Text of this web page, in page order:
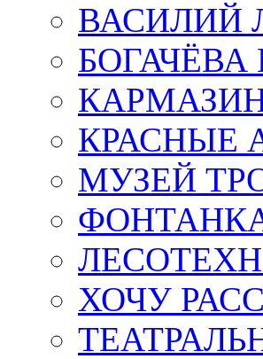
ВАСИЛИЙ
КРАСНЫЕ
МУЗЕЙ
ХОЧУ